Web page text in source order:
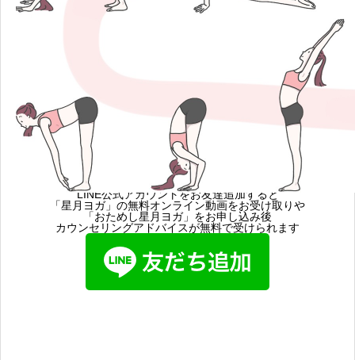
LINE公式アカウントをお友達追加すると
「星月ヨガ」の無料オンライン動画をお受け取りや
「おためし星月ヨガ」をお申し込み後
カウンセリングアドバイスが無料で受けられます